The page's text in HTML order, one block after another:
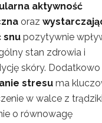
aktywność
oraz
snu pozytywnie
stan zdrowia i
skóry. Dodatkowo
stresu ma
w walce z
o równowagę